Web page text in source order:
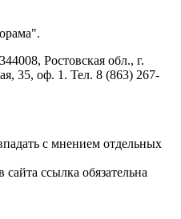
Ростовская обл., г.
35, оф. 1. Тел. 8 (863) 267-
с мнением отдельных
ссылка обязательна